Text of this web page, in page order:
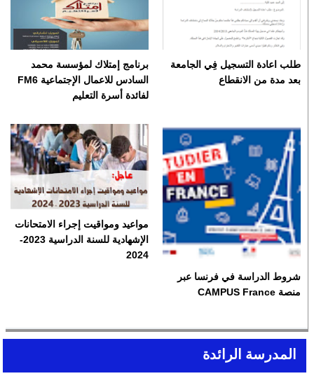
طلب اعادة التسجيل فِي الجامعة
بعد مدة من الانقطاع
برنامج إمتلاك لمؤسسة محمد
السادس للاعمال الإجتماعية FM6
لفائدة أسرة التعليم
شروط الدراسة في فرنسا عبر
منصة CAMPUS France
مواعيد ومواقيت إجراء الامتحانات
الإشهادية للسنة الدراسية 2023-
2024
المدرسة الرائدة